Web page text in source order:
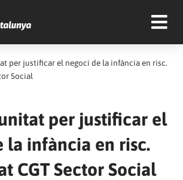
per justificar el negoci de la infància en risc.
Social
per justificar el
la infància en risc.
CGT Sector Social